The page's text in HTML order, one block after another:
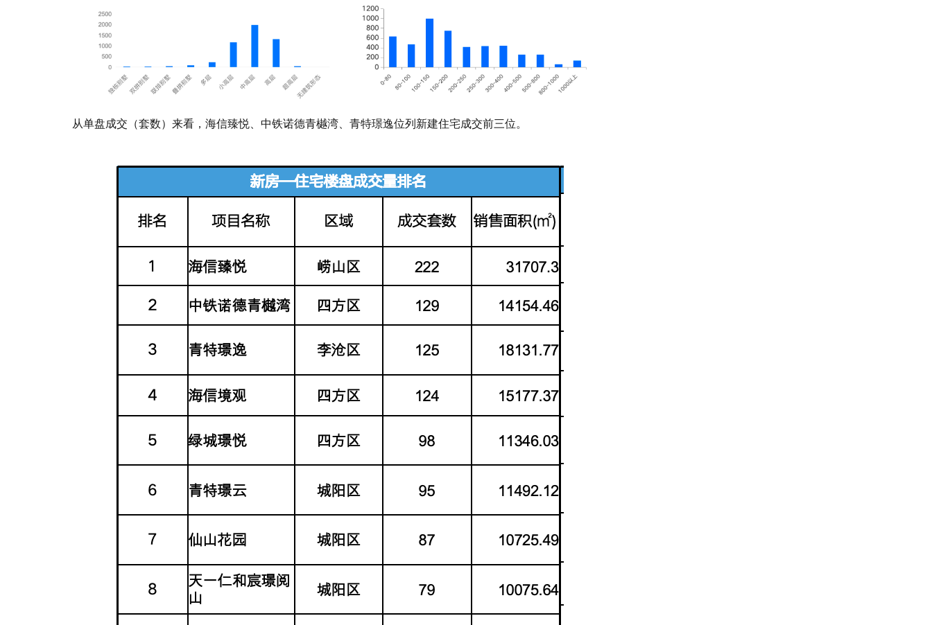
从单盘成交（套数）来看，海信臻悦、中铁诺德青樾湾、青特璟逸位列新建住宅成交前三位。